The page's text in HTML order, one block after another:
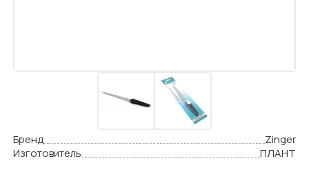
Бренд
Zinger
Изготовитель
ПЛАНТ